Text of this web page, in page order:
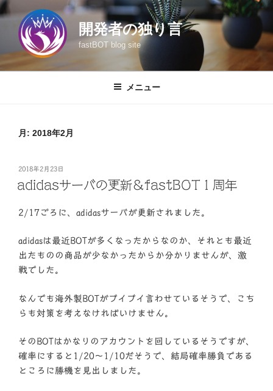
コ
ン
ツ
開発者の独り言
fastBOT blog site
メニュー
月: 2018年2月
投
日:
2018年2月23日
adidasサーバの更新＆fastBOT１周年
2/17ごろに、adidasサーバが更新されました。
adidasは最近BOTが多くなったからなのか、それとも最近
出たものの商品が少なかったからか分かりませんが、激
戦でした。
なんでも海外製BOTがブイブイ言わせているそうで、こち
らも対策を考えなければいけません。
そのBOTはかなりのアカウントを回しているそうですが、
確率にすると1/20～1/10だそうで、結局確率勝負である
ところに勝機を見出しました。